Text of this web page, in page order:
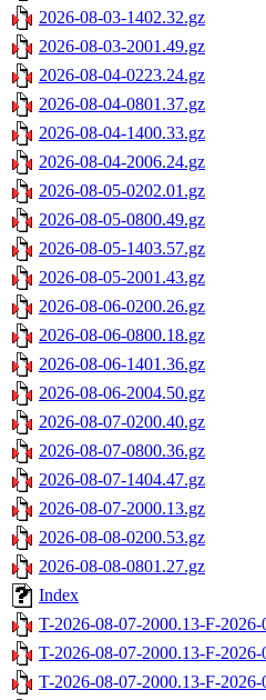
2026-08-03-1402.32.gz
2026-08-03-2001.49.gz
2026-08-04-0223.24.gz
2026-08-04-0801.37.gz
2026-08-04-1400.33.gz
2026-08-04-2006.24.gz
2026-08-05-0202.01.gz
2026-08-05-0800.49.gz
2026-08-05-1403.57.gz
2026-08-05-2001.43.gz
2026-08-06-0200.26.gz
2026-08-06-0800.18.gz
2026-08-06-1401.36.gz
2026-08-06-2004.50.gz
2026-08-07-0200.40.gz
2026-08-07-0800.36.gz
2026-08-07-1404.47.gz
2026-08-07-2000.13.gz
2026-08-08-0200.53.gz
2026-08-08-0801.27.gz
Index
T-2026-08-07-2000.13-F-
T-2026-08-07-2000.13-F-
T-2026-08-07-2000.13-F-